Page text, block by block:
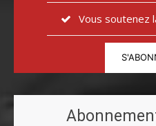
Vous soutenez